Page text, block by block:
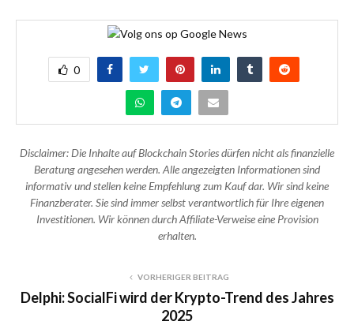
0
Disclaimer: Die Inhalte auf Blockchain Stories dürfen nicht als finanzielle
Beratung angesehen werden. Alle angezeigten Informationen sind
informativ und stellen keine Empfehlung zum Kauf dar. Wir sind keine
Finanzberater. Sie sind immer selbst verantwortlich für Ihre eigenen
Investitionen. Wir können durch Affiliate-Verweise eine Provision
erhalten.
VORHERIGER BEITRAG
Delphi: SocialFi wird der Krypto-Trend des Jahres
2025